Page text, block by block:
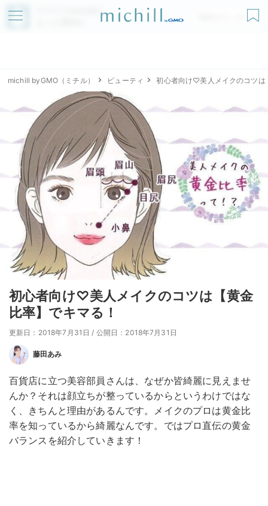
アプリでmichillが
無料ダウンロード
michill byGMO（ミチル） ビューティ 初心者向け♡美人メイクのコツは
初心者向け♡美人メイクのコツは【黄金
比率】でキマる！
更新日：2018年7月31日 / 公開日：2018年7月31日
藤田あみ
百貨店に立つ美容部員さんは、なぜか皆綺麗に見えませ
んか？それは顔立ちが整っているからというわけではな
く、きちんと理由があるんです。メイクのプロは黄金比
率を知っているから綺麗なんです。ではプロ直伝の黄金
バランスを紹介していきます！